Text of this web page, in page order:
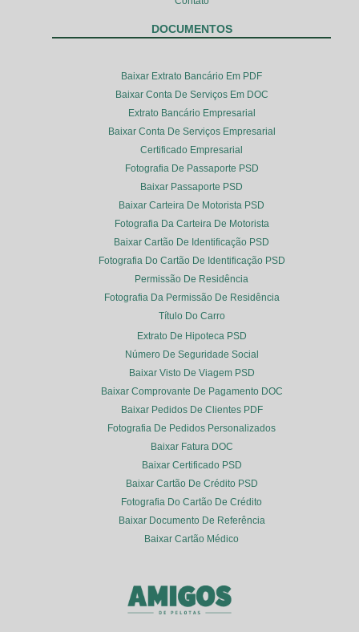
DOCUMENTOS
Baixar Extrato Bancário Em PDF
Baixar Conta De Serviços Em DOC
Extrato Bancário Empresarial
Baixar Conta De Serviços Empresarial
Certificado Empresarial
Fotografia De Passaporte PSD
Baixar Passaporte PSD
Baixar Carteira De Motorista PSD
Fotografia Da Carteira De Motorista
Baixar Cartão De Identificação PSD
Fotografia Do Cartão De Identificação PSD
Permissão De Residência
Fotografia Da Permissão De Residência
Título Do Carro
Extrato De Hipoteca PSD
Número De Seguridade Social
Baixar Visto De Viagem PSD
Baixar Comprovante De Pagamento DOC
Baixar Pedidos De Clientes PDF
Fotografia De Pedidos Personalizados
Baixar Fatura DOC
Baixar Certificado PSD
Baixar Cartão De Crédito PSD
Fotografia Do Cartão De Crédito
Baixar Documento De Referência
Baixar Cartão Médico